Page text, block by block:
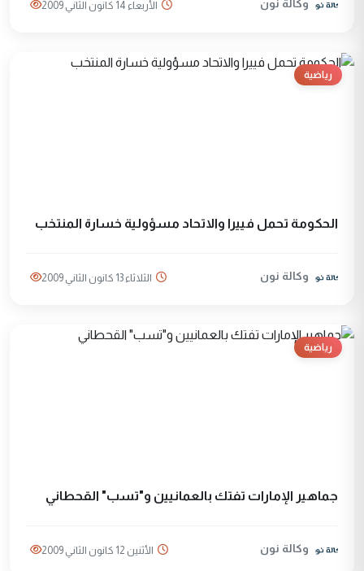
وكالة نون الأربعاء 14 كانون الثاني 2009
رياضية
الحكومة تحمل فييرا والاتحاد مسؤولية خسارة المنتخب
وكالة نون الثلاثاء 13 كانون الثاني 2009
رياضية
جماهير الإمارات تفتك بالعمانيين و"تسب" القحطاني
وكالة نون الأثنين 12 كانون الثاني 2009